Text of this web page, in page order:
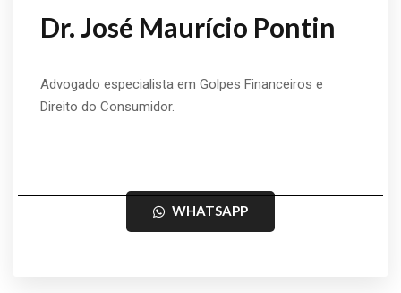
Dr. José Maurício Pontin
Advogado especialista em Golpes Financeiros e
Direito do Consumidor.
WHATSAPP